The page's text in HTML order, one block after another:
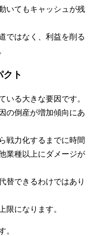
いてもキャッシュが残
ではなく、利益を削る
クト
いる大きな要因です。
の倒産が増加傾向にあ
戦力化するまでに時間
業種以上にダメージが
替できるわけではあり
限になります。
。